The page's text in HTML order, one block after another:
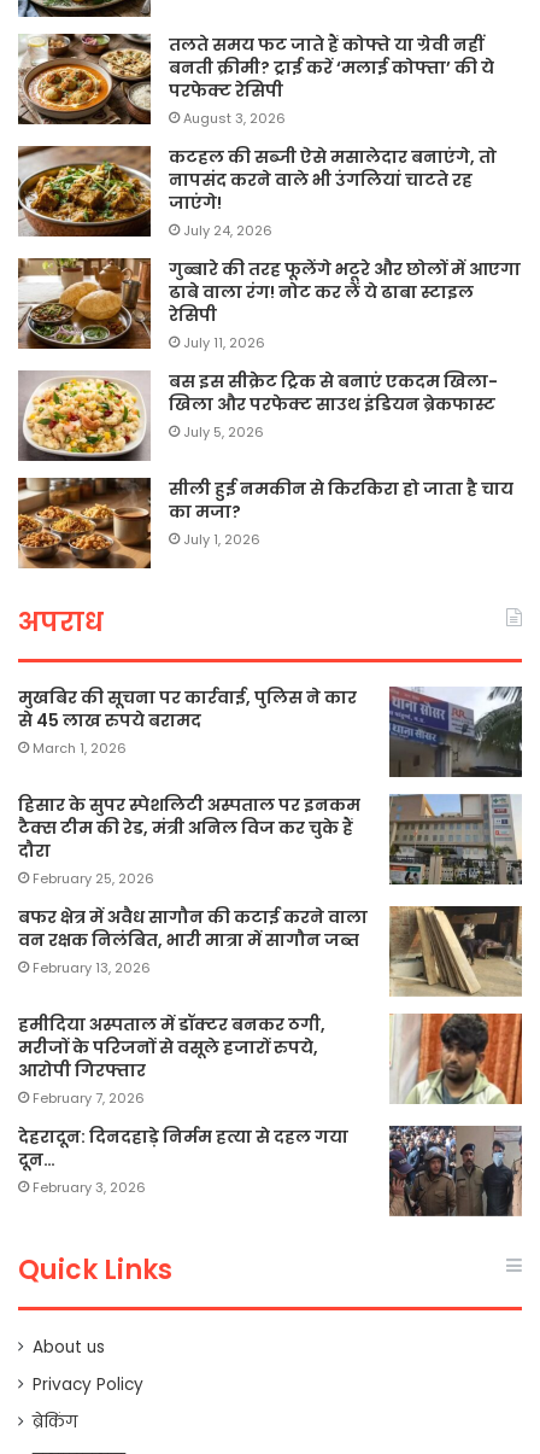
तलते समय फट जाते हैं कोफ्ते या ग्रेवी नहीं
बनती क्रीमी? ट्राई करें ‘मलाई कोफ्ता’ की ये
परफेक्ट रेसिपी
August 3, 2026
कटहल की सब्जी ऐसे मसालेदार बनाएंगे, तो
नापसंद करने वाले भी उंगलियां चाटते रह
जाएंगे!
July 24, 2026
गुब्बारे की तरह फूलेंगे भटूरे और छोलों में आएगा
ढाबे वाला रंग! नोट कर लें ये ढाबा स्टाइल
रेसिपी
July 11, 2026
बस इस सीक्रेट ट्रिक से बनाएं एकदम खिला-
खिला और परफेक्ट साउथ इंडियन ब्रेकफास्ट
July 5, 2026
सीली हुई नमकीन से किरकिरा हो जाता है चाय
का मजा?
July 1, 2026
अपराध
मुखबिर की सूचना पर कार्रवाई, पुलिस ने कार
से 45 लाख रुपये बरामद
March 1, 2026
हिसार के सुपर स्पेशलिटी अस्पताल पर इनकम
टैक्स टीम की रेड, मंत्री अनिल विज कर चुके हैं
दौरा
February 25, 2026
बफर क्षेत्र में अवैध सागौन की कटाई करने वाला
वन रक्षक निलंबित, भारी मात्रा में सागौन जब्त
February 13, 2026
हमीदिया अस्पताल में डॉक्टर बनकर ठगी,
मरीजों के परिजनों से वसूले हजारों रुपये,
आरोपी गिरफ्तार
February 7, 2026
देहरादून: दिनदहाड़े निर्मम हत्या से दहल गया
दून…
February 3, 2026
Quick Links
About us
Privacy Policy
ब्रेकिंग